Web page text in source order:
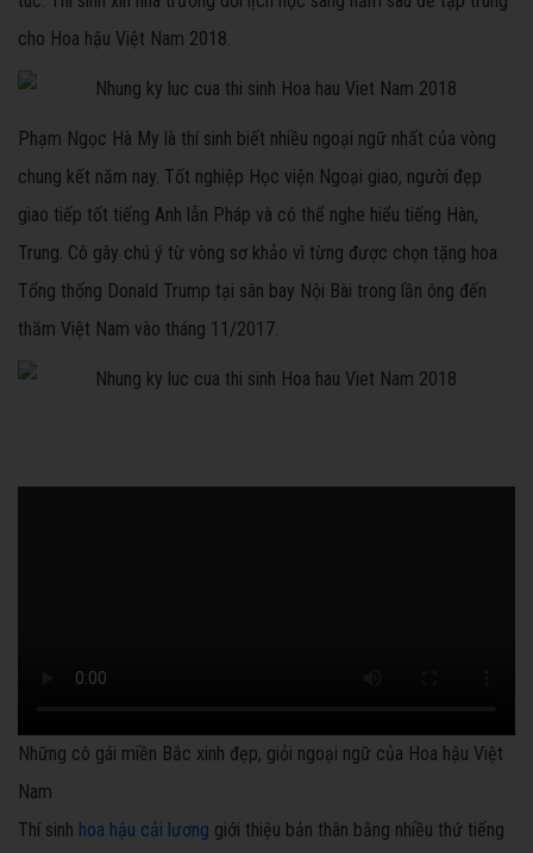
cho Hoa hậu Việt Nam 2018.
Phạm Ngọc Hà My là thí sinh biết nhiều ngoại ngữ nhất của vòng
chung kết năm nay. Tốt nghiệp Học viện Ngoại giao, người đẹp
giao tiếp tốt tiếng Anh lẫn Pháp và có thể nghe hiểu tiếng Hàn,
Trung. Cô gây chú ý từ vòng sơ khảo vì từng được chọn tặng hoa
Tổng thống Donald Trump tại sân bay Nội Bài trong lần ông đến
thăm Việt Nam vào tháng 11/2017.
Những cô gái miền Bắc xinh đẹp, giỏi ngoại ngữ của Hoa hậu Việt
Nam
Thí sinh hoa hậu cải lương giới thiệu bản thân bằng nhiều thứ tiếng